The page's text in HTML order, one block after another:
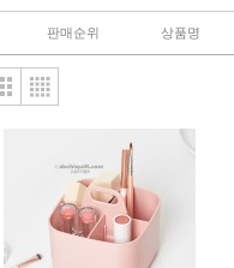
판매순위 상품명